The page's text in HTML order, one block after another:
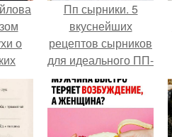
о
и
Пп сырники. 5
вкуснейших
рецептов сырников
для идеального ПП-
завтрака.